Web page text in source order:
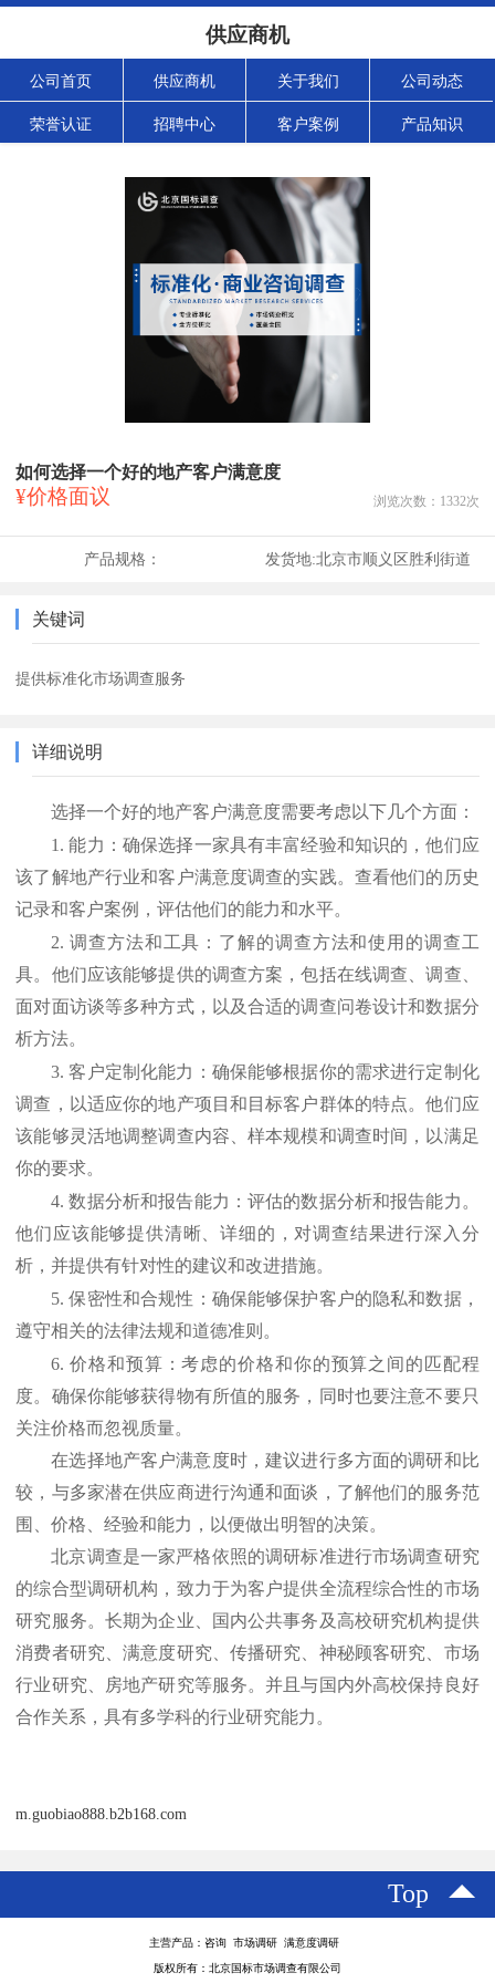
供应商机
公司首页 供应商机 关于我们 公司动态
荣誉认证 招聘中心 客户案例 产品知识
如何选择一个好的地产客户满意度
¥价格面议 浏览次数： 1332次
产品规格： 发货地:北京市顺义区胜利街道
关键词
提供标准化市场调查服务
详细说明
选择一个好的地产客户满意度需要考虑以下几个方面：
1.能力：确保选择一家具有丰富经验和知识的，他们应
该了解地产行业和客户满意度调查的实践。查看他们的历史
记录和客户案例，评估他们的能力和水平。
2.调查方法和工具：了解的调查方法和使用的调查工
具。他们应该能够提供的调查方案，包括在线调查、调查、
面对面访谈等多种方式，以及合适的调查问卷设计和数据分
析方法。
3.客户定制化能力：确保能够根据你的需求进行定制化
调查，以适应你的地产项目和目标客户群体的特点。他们应
该能够灵活地调整调查内容、样本规模和调查时间，以满足
你的要求。
4.数据分析和报告能力：评估的数据分析和报告能力。
他们应该能够提供清晰、详细的，对调查结果进行深入分
析，并提供有针对性的建议和改进措施。
5.保密性和合规性：确保能够保护客户的隐私和数据，
遵守相关的法律法规和道德准则。
6.价格和预算：考虑的价格和你的预算之间的匹配程
度。确保你能够获得物有所值的服务，同时也要注意不要只
关注价格而忽视质量。
在选择地产客户满意度时，建议进行多方面的调研和比
较，与多家潜在供应商进行沟通和面谈，了解他们的服务范
围、价格、经验和能力，以便做出明智的决策。
北京调查是一家严格依照的调研标准进行市场调查研究
的综合型调研机构，致力于为客户提供全流程综合性的市场
研究服务。长期为企业、国内公共事务及高校研究机构提供
消费者研究、满意度研究、传播研究、神秘顾客研究、市场
行业研究、房地产研究等服务。并且与国内外高校保持良好
合作关系，具有多学科的行业研究能力。
m.guobiao888.b2b168.com
Top
主营产品：咨询 市场调研 满意度调研
版权所有：北京国标市场调查有限公司